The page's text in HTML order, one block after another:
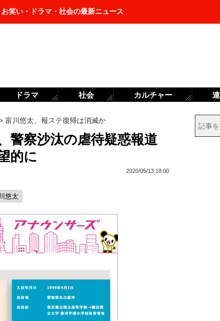
笑い・ドラマ・社会の最新ニュース
富川悠太、報ステ復帰は消滅か
警察沙汰の虐待疑惑報道
的に
2020/05/13 18:00
悠太
ドラマ 社会 カルチャー